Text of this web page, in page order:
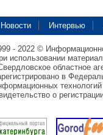
Новости Интервью
- 2022 ©
использовании
областное
в
о